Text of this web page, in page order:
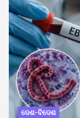
ଦେଶ-ବିଦେଶ